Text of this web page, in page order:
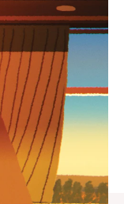
与您共